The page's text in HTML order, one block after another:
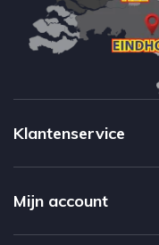
Klantenservice
Mijn account